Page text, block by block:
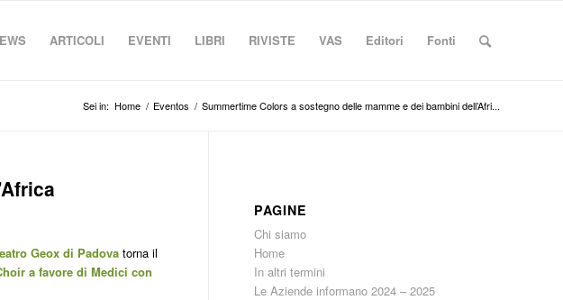
ARTICOLI EVENTI LIBRI RIVISTE VAS Editori Fonti
Sei in: Home / Eventos / Summertime Colors a sostegno delle mamme e dei bambini dell’Afri...
Geox di Padovatorna il
a favore di Medici con
PAGINE
Chi siamo
Home
In altri termini
Le Aziende informano 2024 – 2025